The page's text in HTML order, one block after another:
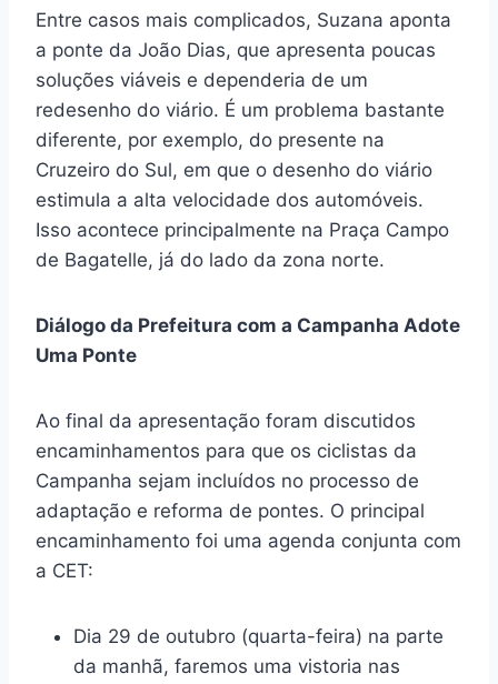
Entre casos mais complicados, Suzana aponta
a ponte da João Dias, que apresenta poucas
soluções viáveis e dependeria de um
redesenho do viário. É um problema bastante
diferente, por exemplo, do presente na
Cruzeiro do Sul, em que o desenho do viário
estimula a alta velocidade dos automóveis.
Isso acontece principalmente na Praça Campo
de Bagatelle, já do lado da zona norte.
Diálogo da Prefeitura com a Campanha Adote
Uma Ponte
Ao final da apresentação foram discutidos
encaminhamentos para que os ciclistas da
Campanha sejam incluídos no processo de
adaptação e reforma de pontes. O principal
encaminhamento foi uma agenda conjunta com
a CET:
Dia 29 de outubro (quarta-feira) na parte
da manhã, faremos uma vistoria nas